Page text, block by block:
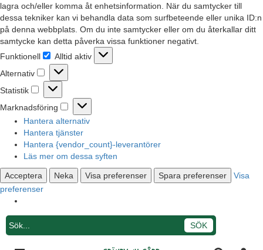
lagra och/eller komma åt enhetsinformation. När du samtycker till
dessa tekniker kan vi behandla data som surfbeteende eller unika ID:n
på denna webbplats. Om du inte samtycker eller om du återkallar ditt
samtycke kan detta påverka vissa funktioner negativt.
Funktionell
Funktionell
Alltid aktiv
Alternativ
Alternativ
Statistik
Statistik
Marknadsföring
Marknadsföring
Hantera alternativ
Hantera tjänster
Hantera {vendor_count}-leverantörer
Läs mer om dessa syften
Acceptera Neka Visa preferenser Spara preferenser
Visa
preferenser